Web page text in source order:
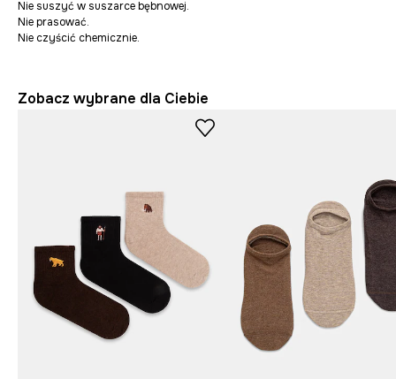
Nie suszyć w suszarce bębnowej.
Nie prasować.
Nie czyścić chemicznie.
Zobacz wybrane dla Ciebie